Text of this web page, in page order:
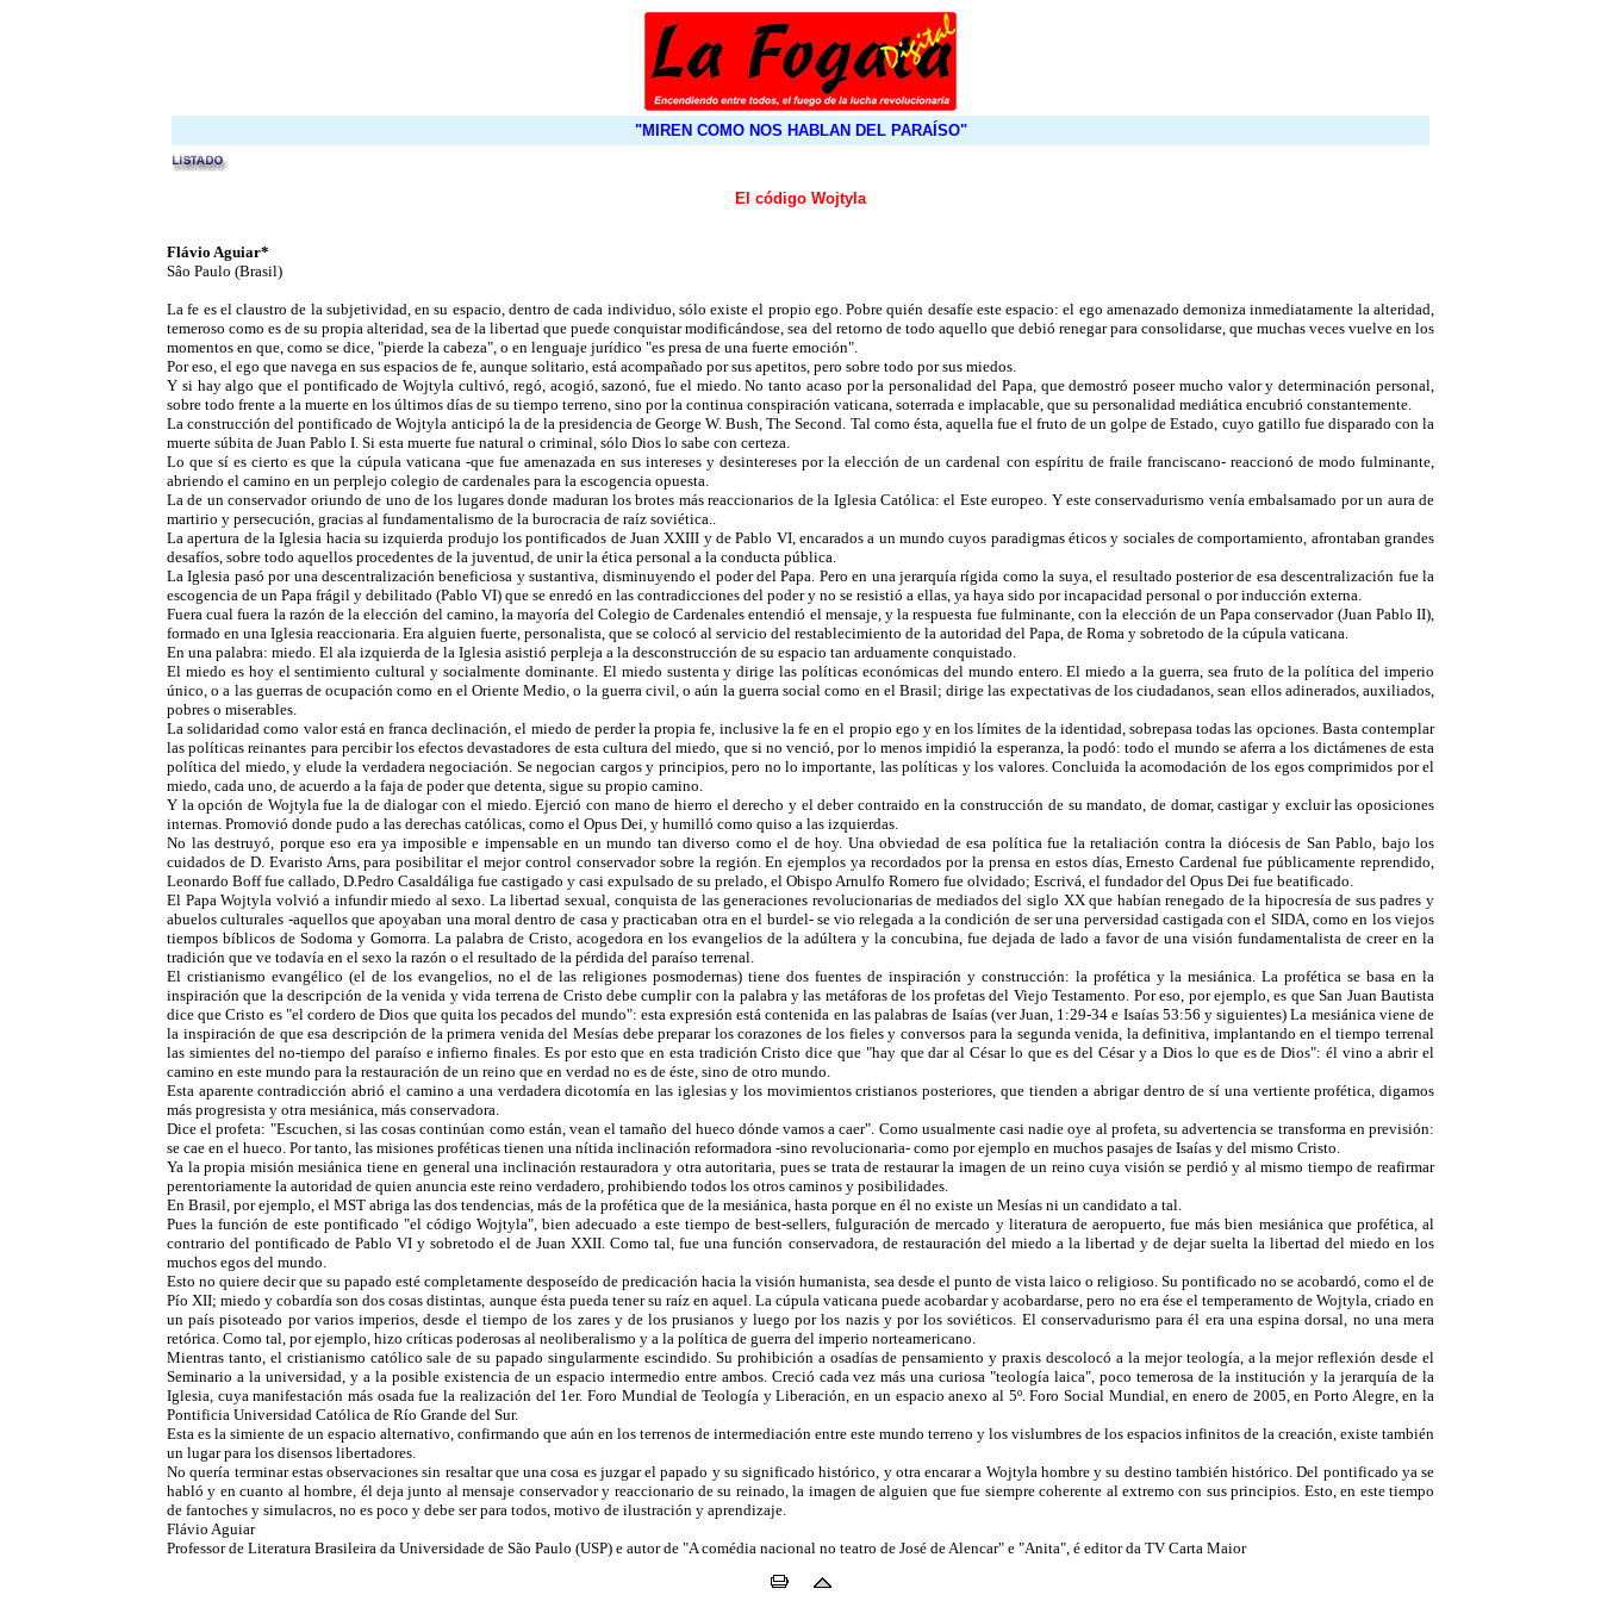
"MIREN COMO NOS HABLAN DEL PARAÍSO"
El código Wojtyla
Flávio Aguiar*
Sâo Paulo (Brasil)
La fe es el claustro de la subjetividad, en su espacio, dentro de cada individuo, sólo existe el propio ego. Pobre quién desafíe este espacio: el ego amenazado demoniza inmediatamente la alteridad,
temeroso como es de su propia alteridad, sea de la libertad que puede conquistar modificándose, sea del retorno de todo aquello que debió renegar para consolidarse, que muchas veces vuelve en los
momentos en que, como se dice, "pierde la cabeza", o en lenguaje jurídico "es presa de una fuerte emoción".
Por eso, el ego que navega en sus espacios de fe, aunque solitario, está acompañado por sus apetitos, pero sobre todo por sus miedos.
Y si hay algo que el pontificado de Wojtyla cultivó, regó, acogió, sazonó, fue el miedo. No tanto acaso por la personalidad del Papa, que demostró poseer mucho valor y determinación personal,
sobre todo frente a la muerte en los últimos días de su tiempo terreno, sino por la continua conspiración vaticana, soterrada e implacable, que su personalidad mediática encubrió constantemente.
La construcción del pontificado de Wojtyla anticipó la de la presidencia de George W. Bush, The Second. Tal como ésta, aquella fue el fruto de un golpe de Estado, cuyo gatillo fue disparado con la
muerte súbita de Juan Pablo I. Si esta muerte fue natural o criminal, sólo Dios lo sabe con certeza.
Lo que sí es cierto es que la cúpula vaticana -que fue amenazada en sus intereses y desintereses por la elección de un cardenal con espíritu de fraile franciscano- reaccionó de modo fulminante,
abriendo el camino en un perplejo colegio de cardenales para la escogencia opuesta.
La de un conservador oriundo de uno de los lugares donde maduran los brotes más reaccionarios de la Iglesia Católica: el Este europeo. Y este conservadurismo venía embalsamado por un aura de
martirio y persecución, gracias al fundamentalismo de la burocracia de raíz soviética..
La apertura de la Iglesia hacia su izquierda produjo los pontificados de Juan XXIII y de Pablo VI, encarados a un mundo cuyos paradigmas éticos y sociales de comportamiento, afrontaban grandes
desafíos, sobre todo aquellos procedentes de la juventud, de unir la ética personal a la conducta pública.
La Iglesia pasó por una descentralización beneficiosa y sustantiva, disminuyendo el poder del Papa. Pero en una jerarquía rígida como la suya, el resultado posterior de esa descentralización fue la
escogencia de un Papa frágil y debilitado (Pablo VI) que se enredó en las contradicciones del poder y no se resistió a ellas, ya haya sido por incapacidad personal o por inducción externa.
Fuera cual fuera la razón de la elección del camino, la mayoría del Colegio de Cardenales entendió el mensaje, y la respuesta fue fulminante, con la elección de un Papa conservador (Juan Pablo II),
formado en una Iglesia reaccionaria. Era alguien fuerte, personalista, que se colocó al servicio del restablecimiento de la autoridad del Papa, de Roma y sobretodo de la cúpula vaticana.
En una palabra: miedo. El ala izquierda de la Iglesia asistió perpleja a la desconstrucción de su espacio tan arduamente conquistado.
El miedo es hoy el sentimiento cultural y socialmente dominante. El miedo sustenta y dirige las políticas económicas del mundo entero. El miedo a la guerra, sea fruto de la política del imperio
único, o a las guerras de ocupación como en el Oriente Medio, o la guerra civil, o aún la guerra social como en el Brasil; dirige las expectativas de los ciudadanos, sean ellos adinerados, auxiliados,
pobres o miserables.
La solidaridad como valor está en franca declinación, el miedo de perder la propia fe, inclusive la fe en el propio ego y en los límites de la identidad, sobrepasa todas las opciones. Basta contemplar
las políticas reinantes para percibir los efectos devastadores de esta cultura del miedo, que si no venció, por lo menos impidió la esperanza, la podó: todo el mundo se aferra a los dictámenes de esta
política del miedo, y elude la verdadera negociación. Se negocian cargos y principios, pero no lo importante, las políticas y los valores. Concluida la acomodación de los egos comprimidos por el
miedo, cada uno, de acuerdo a la faja de poder que detenta, sigue su propio camino.
Y la opción de Wojtyla fue la de dialogar con el miedo. Ejerció con mano de hierro el derecho y el deber contraido en la construcción de su mandato, de domar, castigar y excluir las oposiciones
internas. Promovió donde pudo a las derechas católicas, como el Opus Dei, y humilló como quiso a las izquierdas.
No las destruyó, porque eso era ya imposible e impensable en un mundo tan diverso como el de hoy. Una obviedad de esa política fue la retaliación contra la diócesis de San Pablo, bajo los
cuidados de D. Evaristo Arns, para posibilitar el mejor control conservador sobre la región. En ejemplos ya recordados por la prensa en estos días, Ernesto Cardenal fue públicamente reprendido,
Leonardo Boff fue callado, D.Pedro Casaldáliga fue castigado y casi expulsado de su prelado, el Obispo Arnulfo Romero fue olvidado; Escrivá, el fundador del Opus Dei fue beatificado.
El Papa Wojtyla volvió a infundir miedo al sexo. La libertad sexual, conquista de las generaciones revolucionarias de mediados del siglo XX que habían renegado de la hipocresía de sus padres y
abuelos culturales -aquellos que apoyaban una moral dentro de casa y practicaban otra en el burdel- se vio relegada a la condición de ser una perversidad castigada con el SIDA, como en los viejos
tiempos bíblicos de Sodoma y Gomorra. La palabra de Cristo, acogedora en los evangelios de la adúltera y la concubina, fue dejada de lado a favor de una visión fundamentalista de creer en la
tradición que ve todavía en el sexo la razón o el resultado de la pérdida del paraíso terrenal.
El cristianismo evangélico (el de los evangelios, no el de las religiones posmodernas) tiene dos fuentes de inspiración y construcción: la profética y la mesiánica. La profética se basa en la
inspiración que la descripción de la venida y vida terrena de Cristo debe cumplir con la palabra y las metáforas de los profetas del Viejo Testamento. Por eso, por ejemplo, es que San Juan Bautista
dice que Cristo es "el cordero de Dios que quita los pecados del mundo": esta expresión está contenida en las palabras de Isaías (ver Juan, 1:29-34 e Isaías 53:56 y siguientes) La mesiánica viene de
la inspiración de que esa descripción de la primera venida del Mesías debe preparar los corazones de los fieles y conversos para la segunda venida, la definitiva, implantando en el tiempo terrenal
las simientes del no-tiempo del paraíso e infierno finales. Es por esto que en esta tradición Cristo dice que "hay que dar al César lo que es del César y a Dios lo que es de Dios": él vino a abrir el
camino en este mundo para la restauración de un reino que en verdad no es de éste, sino de otro mundo.
Esta aparente contradicción abrió el camino a una verdadera dicotomía en las iglesias y los movimientos cristianos posteriores, que tienden a abrigar dentro de sí una vertiente profética, digamos
más progresista y otra mesiánica, más conservadora.
Dice el profeta: "Escuchen, si las cosas continúan como están, vean el tamaño del hueco dónde vamos a caer". Como usualmente casi nadie oye al profeta, su advertencia se transforma en previsión:
se cae en el hueco. Por tanto, las misiones proféticas tienen una nítida inclinación reformadora -sino revolucionaria- como por ejemplo en muchos pasajes de Isaías y del mismo Cristo.
Ya la propia misión mesiánica tiene en general una inclinación restauradora y otra autoritaria, pues se trata de restaurar la imagen de un reino cuya visión se perdió y al mismo tiempo de reafirmar
perentoriamente la autoridad de quien anuncia este reino verdadero, prohibiendo todos los otros caminos y posibilidades.
En Brasil, por ejemplo, el MST abriga las dos tendencias, más de la profética que de la mesiánica, hasta porque en él no existe un Mesías ni un candidato a tal.
Pues la función de este pontificado "el código Wojtyla", bien adecuado a este tiempo de best-sellers, fulguración de mercado y literatura de aeropuerto, fue más bien mesiánica que profética, al
contrario del pontificado de Pablo VI y sobretodo el de Juan XXII. Como tal, fue una función conservadora, de restauración del miedo a la libertad y de dejar suelta la libertad del miedo en los
muchos egos del mundo.
Esto no quiere decir que su papado esté completamente desposeído de predicación hacia la visión humanista, sea desde el punto de vista laico o religioso. Su pontificado no se acobardó, como el de
Pío XII; miedo y cobardía son dos cosas distintas, aunque ésta pueda tener su raíz en aquel. La cúpula vaticana puede acobardar y acobardarse, pero no era ése el temperamento de Wojtyla, criado en
un país pisoteado por varios imperios, desde el tiempo de los zares y de los prusianos y luego por los nazis y por los soviéticos. El conservadurismo para él era una espina dorsal, no una mera
retórica. Como tal, por ejemplo, hizo críticas poderosas al neoliberalismo y a la política de guerra del imperio norteamericano.
Mientras tanto, el cristianismo católico sale de su papado singularmente escindido. Su prohibición a osadías de pensamiento y praxis descolocó a la mejor teología, a la mejor reflexión desde el
Seminario a la universidad, y a la posible existencia de un espacio intermedio entre ambos. Creció cada vez más una curiosa "teología laica", poco temerosa de la institución y la jerarquía de la
Iglesia, cuya manifestación más osada fue la realización del 1er. Foro Mundial de Teología y Liberación, en un espacio anexo al 5º. Foro Social Mundial, en enero de 2005, en Porto Alegre, en la
Pontificia Universidad Católica de Río Grande del Sur.
Esta es la simiente de un espacio alternativo, confirmando que aún en los terrenos de intermediación entre este mundo terreno y los vislumbres de los espacios infinitos de la creación, existe también
un lugar para los disensos libertadores.
No quería terminar estas observaciones sin resaltar que una cosa es juzgar el papado y su significado histórico, y otra encarar a Wojtyla hombre y su destino también histórico. Del pontificado ya se
habló y en cuanto al hombre, él deja junto al mensaje conservador y reaccionario de su reinado, la imagen de alguien que fue siempre coherente al extremo con sus principios. Esto, en este tiempo
de fantoches y simulacros, no es poco y debe ser para todos, motivo de ilustración y aprendizaje.
Flávio Aguiar
Professor de Literatura Brasileira da Universidade de São Paulo (USP) e autor de "A comédia nacional no teatro de José de Alencar" e "Anita", é editor da TV Carta Maior